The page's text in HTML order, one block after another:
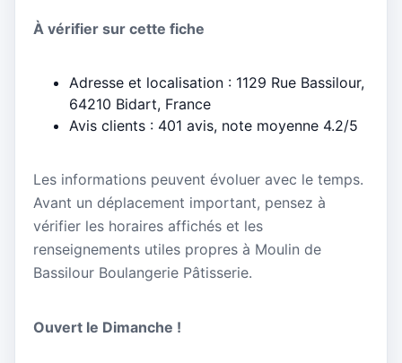
À vérifier sur cette fiche
Adresse et localisation : 1129 Rue Bassilour,
64210 Bidart, France
Avis clients : 401 avis, note moyenne 4.2/5
Les informations peuvent évoluer avec le temps.
Avant un déplacement important, pensez à
vérifier les horaires affichés et les
renseignements utiles propres à Moulin de
Bassilour Boulangerie Pâtisserie.
Ouvert le Dimanche !